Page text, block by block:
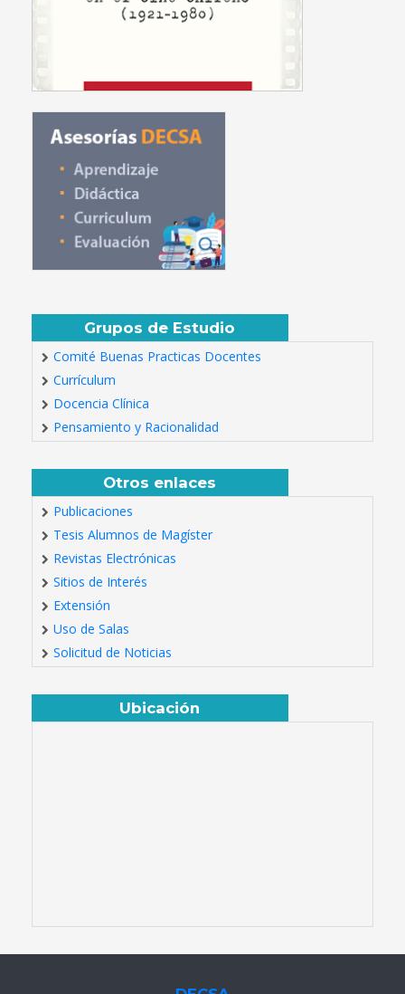
Grupos de Estudio
Comité Buenas Practicas Docentes
Currículum
Docencia Clínica
Pensamiento y Racionalidad
Otros enlaces
Publicaciones
Tesis Alumnos de Magíster
Revistas Electrónicas
Sitios de Interés
Extensión
Uso de Salas
Solicitud de Noticias
Ubicación